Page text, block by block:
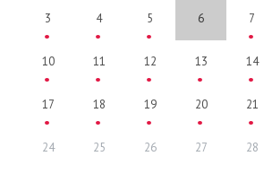
3 4 5 6 7
10 11 12 13 14
17 18 19 20 21
24 25 26 27 28